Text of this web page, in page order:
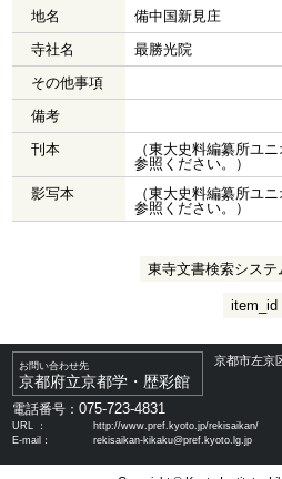
地名
備中国新見庄
寺社名
最勝光院
その他事項
備考
刊本
（東大史料編纂所ユ
参照ください。）
影写本
（東大史料編纂所ユ
参照ください。）
東寺文書検索システ
item_id
お問い合わせ先
京都府立京都学・歴彩館
京都市左京
電話番号：075-723-4831
URL ：
http://www.pref.kyoto.jp/rekisaikan/
E-mail：
rekisaikan-kikaku@pref.kyoto.lg.jp